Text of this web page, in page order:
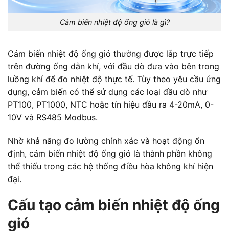
Cảm biến nhiệt độ ống gió là gì?
Cảm biến nhiệt độ ống gió thường được lắp trực tiếp
trên đường ống dẫn khí, với đầu dò đưa vào bên trong
luồng khí để đo nhiệt độ thực tế. Tùy theo yêu cầu ứng
dụng, cảm biến có thể sử dụng các loại đầu dò như
PT100, PT1000, NTC hoặc tín hiệu đầu ra 4-20mA, 0-
10V và RS485 Modbus.
Nhờ khả năng đo lường chính xác và hoạt động ổn
định, cảm biến nhiệt độ ống gió là thành phần không
thể thiếu trong các hệ thống điều hòa không khí hiện
đại.
Cấu tạo cảm biến nhiệt độ ống
gió